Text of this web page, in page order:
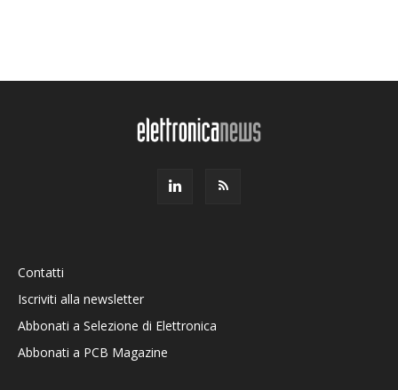
Contatti
Iscriviti alla newsletter
Abbonati a Selezione di Elettronica
Abbonati a PCB Magazine